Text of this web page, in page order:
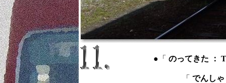
●「 のってきた ：
「 でんしゃ